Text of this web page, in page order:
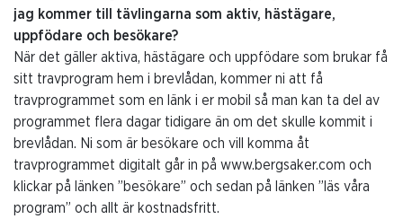
jag kommer till tävlingarna som aktiv, hästägare,
uppfödare och besökare?
När det gäller aktiva, hästägare och uppfödare som brukar få
sitt travprogram hem i brevlådan, kommer ni att få
travprogrammet som en länk i er mobil så man kan ta del av
programmet flera dagar tidigare än om det skulle kommit i
brevlådan. Ni som är besökare och vill komma åt
travprogrammet digitalt går in på www.bergsaker.com och
klickar på länken ”besökare” och sedan på länken ”läs våra
program” och allt är kostnadsfritt.